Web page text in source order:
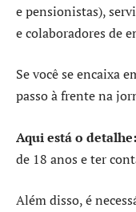
e pensionistas),
e colaboradores de
Se você se encaixa
passo à frente na
Aqui está o detalhe:
de 18 anos e ter
Além disso, é